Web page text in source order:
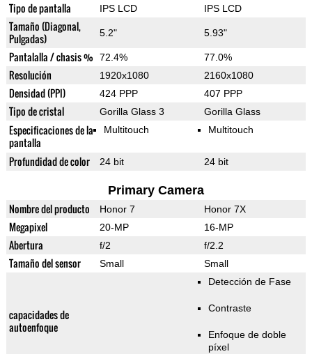
Tipo de pantalla IPS LCD IPS LCD
Tamaño (Diagonal,
Pulgadas)
5.2" 5.93"
Pantalalla / chasis % 72.4% 77.0%
Resolución 1920x1080 2160x1080
Densidad (PPI) 424 PPP 407 PPP
Tipo de cristal Gorilla Glass 3 Gorilla Glass
Especificaciones de la
pantalla
Multitouch Multitouch
Profundidad de color 24 bit 24 bit
Primary Camera
Nombre del producto Honor 7 Honor 7X
Megapixel 20-MP 16-MP
Abertura f/2 f/2.2
Tamaño del sensor Small Small
capacidades de
autoenfoque
Detección de Fase
Contraste
Enfoque de doble
píxel